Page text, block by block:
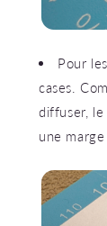
Pour
cases.
diffuser,
une